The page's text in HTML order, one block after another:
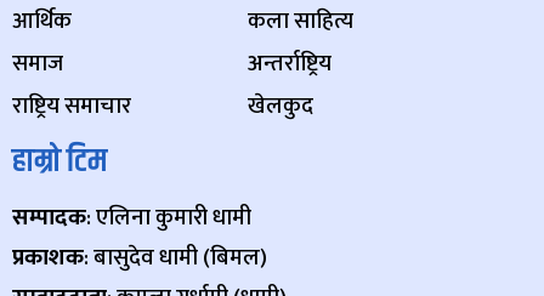
आर्थिक
समाज
राष्ट्रिय समाचार
कला साहित्य
अन्तर्राष्ट्रिय
खेलकुद
हाम्रो टिम
सम्पादक: एलिना कुमारी धामी
प्रकाशक: बासुदेव धामी (बिमल)